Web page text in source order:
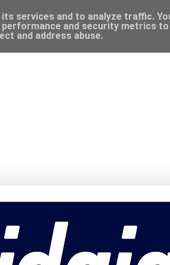
services and to analyze traffic.
and security metrics
and address abuse.